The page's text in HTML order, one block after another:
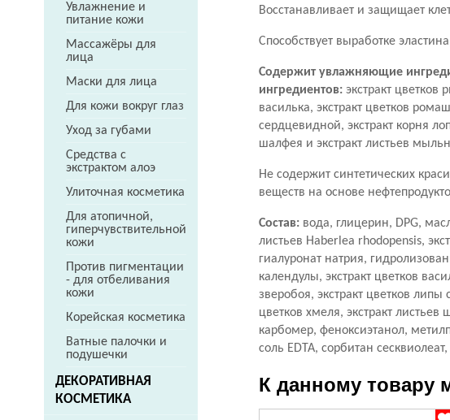
Увлажнение и
питание кожи
Массажёры для
лица
Маски для лица
Для кожи вокруг глаз
Уход за губами
Средства с
экстрактом алоэ
Улиточная косметика
Для атопичной,
гиперчувствительной
кожи
Против пигментации
- для отбеливания
кожи
Корейская косметика
Ватные палочки и
подушечки
ДЕКОРАТИВНАЯ
КОСМЕТИКА
Восстанавливает и защищает
Способствует выработке
Содержит увлажняющие
ингредиентов: экстракт цветков
василька, экстракт цветков
сердцевидной, экстракт корня
шалфея и экстракт листьев
Не содержит синтетических
веществ на основе
Состав: вода, глицерин, DPG,
листьев Haberlea rhodopensis,
гиалуронат натрия,
календулы, экстракт цветков
зверобоя, экстракт цветков липы
цветков хмеля, экстракт
карбомер, феноксиэтанол,
соль EDTA, сорбитан
К данному товару